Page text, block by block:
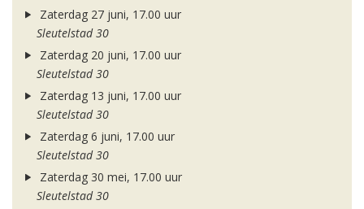
Zaterdag 27 juni, 17.00 uur
Sleutelstad 30
Zaterdag 20 juni, 17.00 uur
Sleutelstad 30
Zaterdag 13 juni, 17.00 uur
Sleutelstad 30
Zaterdag 6 juni, 17.00 uur
Sleutelstad 30
Zaterdag 30 mei, 17.00 uur
Sleutelstad 30